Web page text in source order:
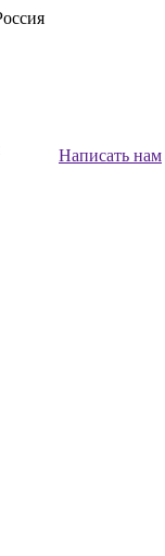
Написать нам